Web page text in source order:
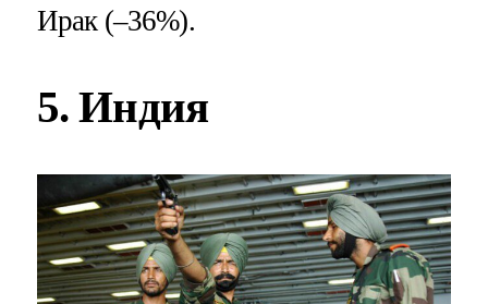
Ирак (–36%).
5. Индия